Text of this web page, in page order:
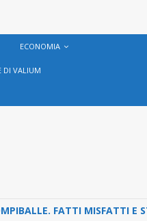
ECONOMIA
DI VALIUM
FATTI MISFATTI E